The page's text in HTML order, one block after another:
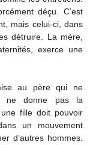
déçu. C’est
mais celui-ci, dans
détruire. La mère,
exerce une
au père qui ne
ne donne pas la
fille doit pouvoir
un mouvement
d’autres hommes.